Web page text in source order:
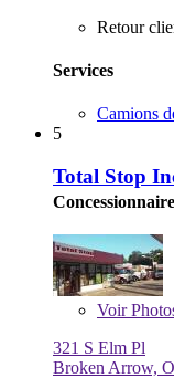
Retour
Services
Camions
5
Total Stop
Voir
321 S Elm Pl
Broken Arrow,